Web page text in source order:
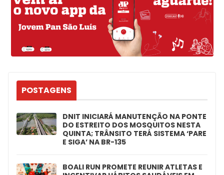
POSTAGENS
DNIT INICIARÁ MANUTENÇÃO NA PONTE
DO ESTREITO DOS MOSQUITOS NESTA
QUINTA; TRÂNSITO TERÁ SISTEMA ‘PARE
E SIGA’ NA BR-135
BOALI RUN PROMETE REUNIR ATLETAS E